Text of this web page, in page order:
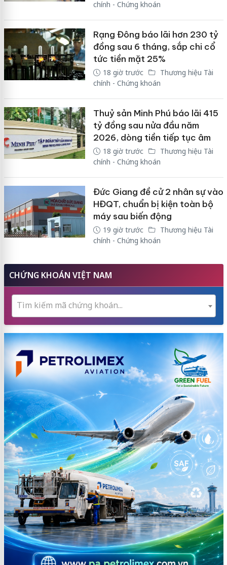
chính - Chứng khoán
Rạng Đông báo lãi hơn 230 tỷ
đồng sau 6 tháng, sắp chi cổ
tức tiền mặt 25%
18 giờ trước
Thương hiệu Tài
chính - Chứng khoán
Thuỷ sản Minh Phú báo lãi 415
tỷ đồng sau nửa đầu năm
2026, dòng tiền tiếp tục âm
18 giờ trước
Thương hiệu Tài
chính - Chứng khoán
Đức Giang đề cử 2 nhân sự vào
HĐQT, chuẩn bị kiện toàn bộ
máy sau biến động
19 giờ trước
Thương hiệu Tài
chính - Chứng khoán
CHỨNG KHOÁN VIỆT NAM
Tìm kiếm mã chứng khoán...